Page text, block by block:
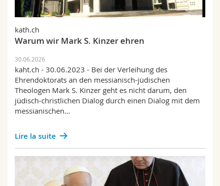
kath.ch
Warum wir Mark S. Kinzer ehren
30.06.2026
kaht.ch - 30.06.2023 - Bei der Verleihung des
Ehrendoktorats an den messianisch-jüdischen
Theologen Mark S. Kinzer geht es nicht darum, den
jüdisch-christlichen Dialog durch einen Dialog mit dem
messianischen…
Lire la suite